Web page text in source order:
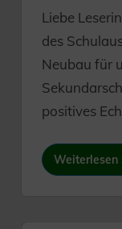
Liebe
des
Neubau für
positives
Weiterlesen